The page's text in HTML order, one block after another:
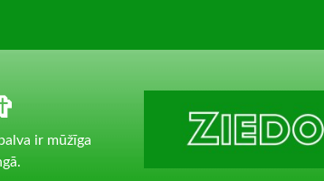
ir mūžīga